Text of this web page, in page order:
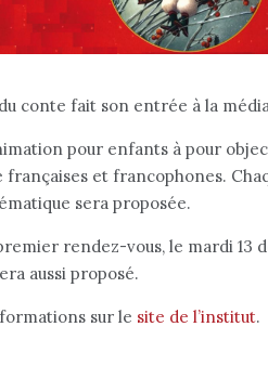
conte fait son entrée à la
pour enfants à pour
françaises et francophones.
sera proposée.
rendez-vous, le mardi 13
aussi proposé.
sur le site de l’institut.